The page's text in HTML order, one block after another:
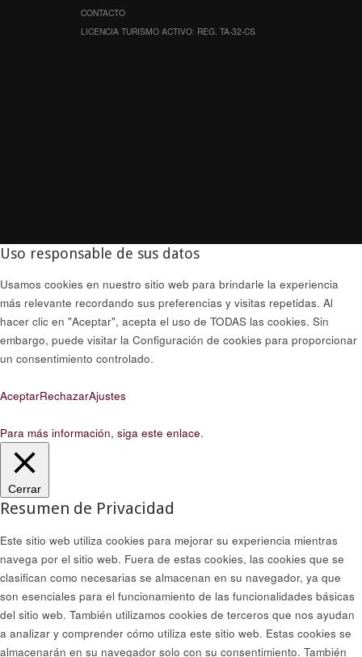
CONTACTO
LICENCIA TURISMO ACTIVO: REG. TA-32-CS
Uso responsable de sus datos
Usamos cookies en nuestro sitio web para brindarle la experiencia
más relevante recordando sus preferencias y visitas repetidas. Al
hacer clic en "Aceptar", acepta el uso de TODAS las cookies. Sin
embargo, puede visitar la Configuración de cookies para proporcionar
un consentimiento controlado.
AceptarRechazarAjustes
Para más información, siga este enlace.
Cerrar
Resumen de Privacidad
Este sitio web utiliza cookies para mejorar su experiencia mientras
navega por el sitio web. Fuera de estas cookies, las cookies que se
clasifican como necesarias se almacenan en su navegador, ya que
son esenciales para el funcionamiento de las funcionalidades básicas
del sitio web. También utilizamos cookies de terceros que nos ayudan
a analizar y comprender cómo utiliza este sitio web. Estas cookies se
almacenarán en su navegador solo con su consentimiento. También